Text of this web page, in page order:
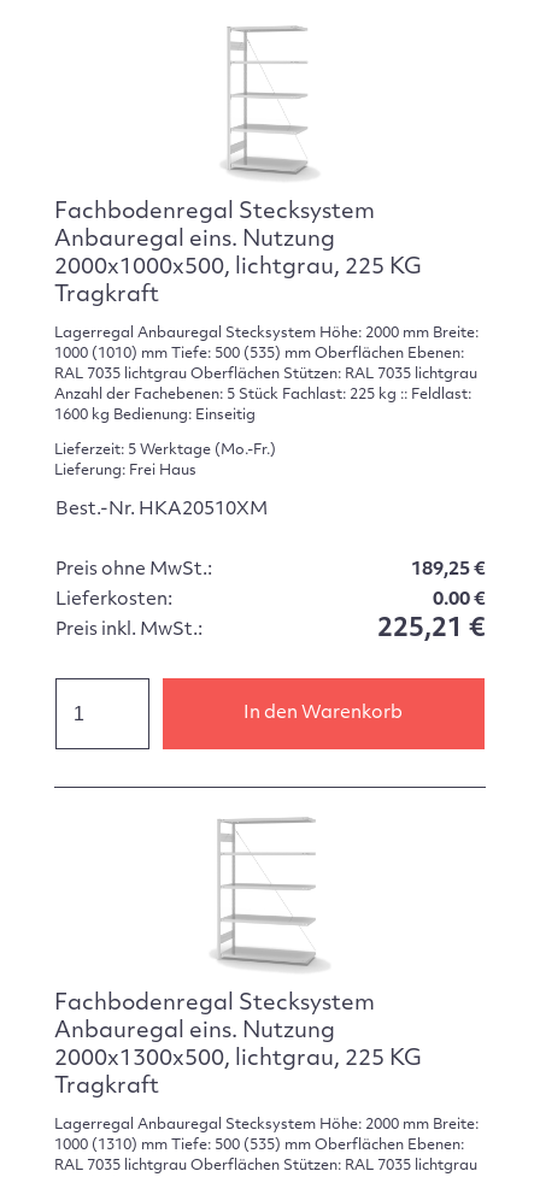
Fachbodenregal Stecksystem
Anbauregal eins. Nutzung
2000x1000x500, lichtgrau, 225 KG
Tragkraft
Lagerregal Anbauregal Stecksystem Höhe: 2000 mm Breite:
1000 (1010) mm Tiefe: 500 (535) mm Oberflächen Ebenen:
RAL 7035 lichtgrau Oberflächen Stützen: RAL 7035 lichtgrau
Anzahl der Fachebenen: 5 Stück Fachlast: 225 kg :: Feldlast:
1600 kg Bedienung: Einseitig
Lieferzeit: 5 Werktage (Mo.-Fr.)
Lieferung: Frei Haus
Best.-Nr. HKA20510XM
Preis ohne MwSt.:
189,25 €
Lieferkosten:
0.00 €
Preis inkl. MwSt.:
225,21 €
In den Warenkorb
Fachbodenregal Stecksystem
Anbauregal eins. Nutzung
2000x1300x500, lichtgrau, 225 KG
Tragkraft
Lagerregal Anbauregal Stecksystem Höhe: 2000 mm Breite:
1000 (1310) mm Tiefe: 500 (535) mm Oberflächen Ebenen:
RAL 7035 lichtgrau Oberflächen Stützen: RAL 7035 lichtgrau